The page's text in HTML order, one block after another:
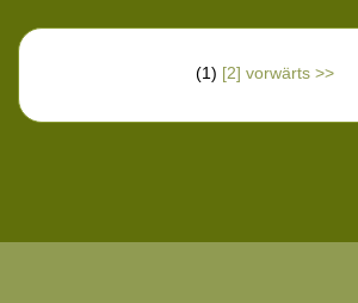
(1) [2] vorwärts >>